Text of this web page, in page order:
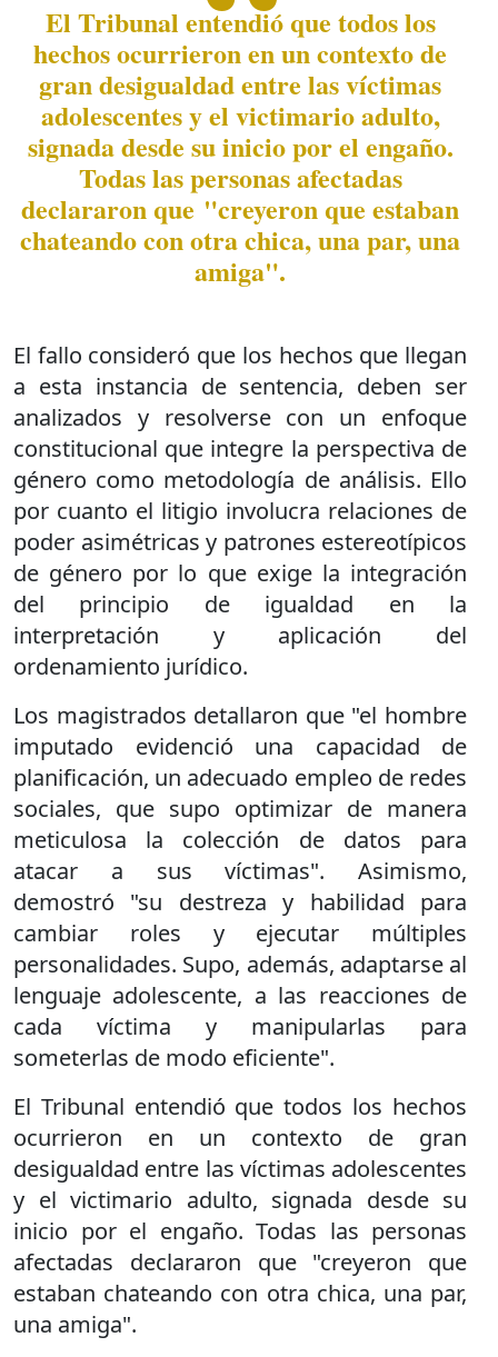
El Tribunal entendió que todos los
hechos ocurrieron en un contexto de
gran desigualdad entre las víctimas
adolescentes y el victimario adulto,
signada desde su inicio por el engaño.
Todas las personas afectadas
declararon que "creyeron que estaban
chateando con otra chica, una par, una
amiga".
El fallo consideró que los hechos que llegan
a esta instancia de sentencia, deben ser
analizados y resolverse con un enfoque
constitucional que integre la perspectiva de
género como metodología de análisis. Ello
por cuanto el litigio involucra relaciones de
poder asimétricas y patrones estereotípicos
de género por lo que exige la integración
del principio de igualdad en la
interpretación y aplicación del
ordenamiento jurídico.
Los magistrados detallaron que "el hombre
imputado evidenció una capacidad de
planificación, un adecuado empleo de redes
sociales, que supo optimizar de manera
meticulosa la colección de datos para
atacar a sus víctimas". Asimismo,
demostró "su destreza y habilidad para
cambiar roles y ejecutar múltiples
personalidades. Supo, además, adaptarse al
lenguaje adolescente, a las reacciones de
cada víctima y manipularlas para
someterlas de modo eficiente".
El Tribunal entendió que todos los hechos
ocurrieron en un contexto de gran
desigualdad entre las víctimas adolescentes
y el victimario adulto, signada desde su
inicio por el engaño. Todas las personas
afectadas declararon que "creyeron que
estaban chateando con otra chica, una par,
una amiga".